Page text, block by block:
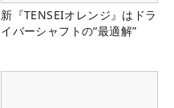
新『TENSEIオレンジ』はドラ
イバーシャフトの“最適解”